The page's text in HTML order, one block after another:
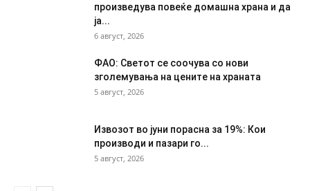
произведува повеќе домашна храна и да
ја...
6 август, 2026
ФАО: Светот се соочува со нови
зголемувања на цените на храната
5 август, 2026
Извозот во јуни порасна за 19%: Кои
производи и пазари го...
5 август, 2026